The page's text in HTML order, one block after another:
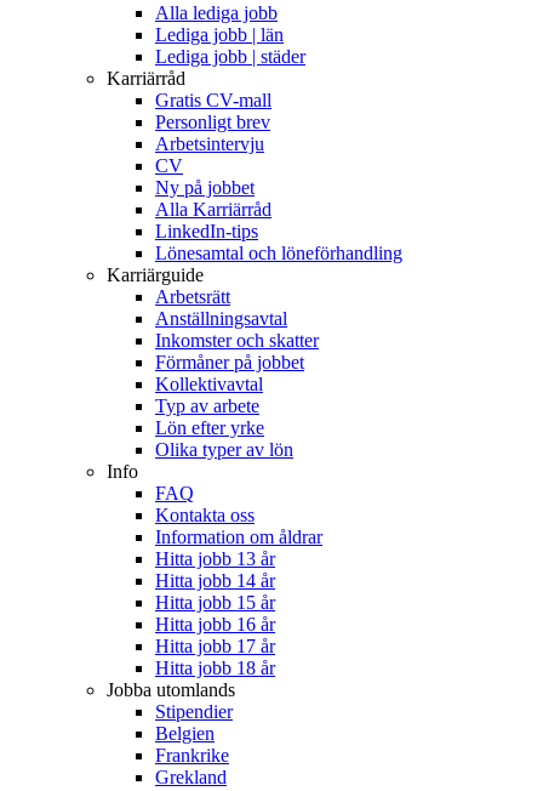
Alla lediga jobb
Lediga jobb | län
Lediga jobb | städer
Karriärråd
Gratis CV-mall
Personligt brev
Arbetsintervju
CV
Ny på jobbet
Alla Karriärråd
LinkedIn-tips
Lönesamtal och löneförhandling
Karriärguide
Arbetsrätt
Anställningsavtal
Inkomster och skatter
Förmåner på jobbet
Kollektivavtal
Typ av arbete
Lön efter yrke
Olika typer av lön
Info
FAQ
Kontakta oss
Information om åldrar
Hitta jobb 13 år
Hitta jobb 14 år
Hitta jobb 15 år
Hitta jobb 16 år
Hitta jobb 17 år
Hitta jobb 18 år
Jobba utomlands
Stipendier
Belgien
Frankrike
Grekland